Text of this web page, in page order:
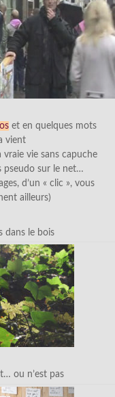
et en quelques mots
vient
vraie vie sans capuche
pseudo sur le net…
d’un « clic », vous
ailleurs)
dans le bois
ou n’est pas